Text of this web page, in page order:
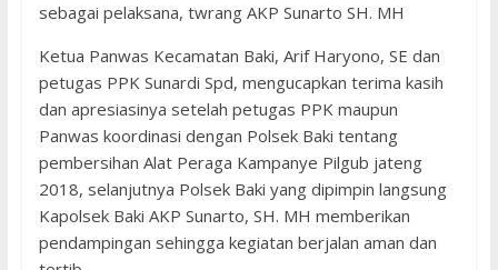
sebagai pelaksana, twrang AKP Sunarto SH. MH
Ketua Panwas Kecamatan Baki, Arif Haryono, SE dan
petugas PPK Sunardi Spd, mengucapkan terima kasih
dan apresiasinya setelah petugas PPK maupun
Panwas koordinasi dengan Polsek Baki tentang
pembersihan Alat Peraga Kampanye Pilgub jateng
2018, selanjutnya Polsek Baki yang dipimpin langsung
Kapolsek Baki AKP Sunarto, SH. MH memberikan
pendampingan sehingga kegiatan berjalan aman dan